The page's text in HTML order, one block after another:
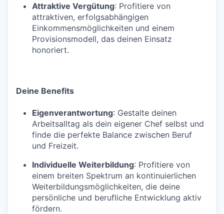
Attraktive Vergütung: Profitiere von
attraktiven, erfolgsabhängigen
Einkommensmöglichkeiten und einem
Provisionsmodell, das deinen Einsatz
honoriert.
Deine Benefits
Eigenverantwortung: Gestalte deinen
Arbeitsalltag als dein eigener Chef selbst und
finde die perfekte Balance zwischen Beruf
und Freizeit.
Individuelle Weiterbildung: Profitiere von
einem breiten Spektrum an kontinuierlichen
Weiterbildungsmöglichkeiten, die deine
persönliche und berufliche Entwicklung aktiv
fördern.